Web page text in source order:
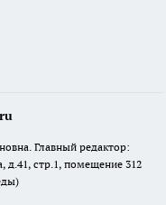
Главный редактор:
д.41, стр.1, помещение 312